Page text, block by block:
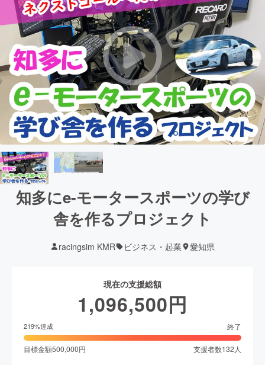
知多にe-モータースポーツの学び
舎を作るプロジェクト
racingsim KMR ビジネス・起業 愛知県
現在の支援総額
1,096,500円
219%達成 終了
目標金額500,000円 支援者数132 人